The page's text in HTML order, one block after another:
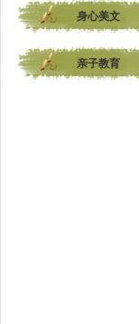
身心美文
亲子教育